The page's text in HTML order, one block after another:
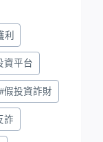
利
資平台
#假投資詐財
詐